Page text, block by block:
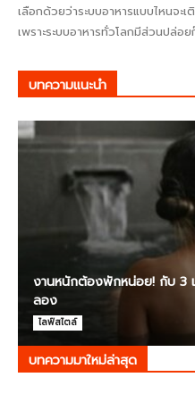
เลือกด้วยว่าระบบอาหารแบบไหนจ
เพราะระบบอาหารทั่วโลกมีส่วนปล่อย
บทความแนะนำ
งานหนักต้องพักหน่อย! กับ 3
ลอง
ไลฟ์สไตล์
บทความมาใหม่ล่าสุด